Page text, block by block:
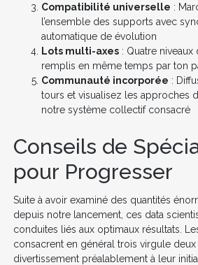
Compatibilité universelle :
l’ensemble des supports avec
automatique de évolution
Lots multi-axes: Quatre niveaux
remplis en même temps par ton
Communauté incorporée :
tours et visualisez les approches
notre système collectif consacré
Conseils de
pour Progresser
Suite à avoir examiné des quantités
depuis notre lancement, ces data
conduites liés aux optimaux résultats.
consacrent en général trois virgule
divertissement préalablement à leur